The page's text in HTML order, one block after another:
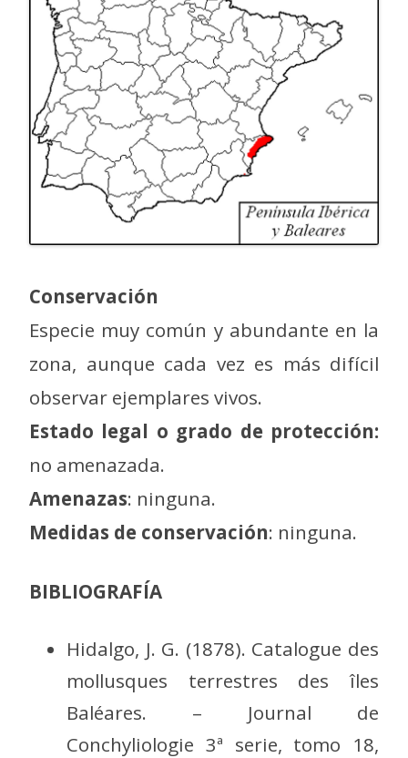
Conservación
Especie muy común y abundante en la
zona, aunque cada vez es más difícil
observar ejemplares vivos.
Estado legal o grado de protección:
no amenazada.
Amenazas: ninguna.
Medidas de conservación: ninguna.
BIBLIOGRAFÍA
Hidalgo, J. G. (1878). Catalogue des
mollusques terrestres des îles
Baléares. – Journal de
Conchyliologie 3ª serie, tomo 18,